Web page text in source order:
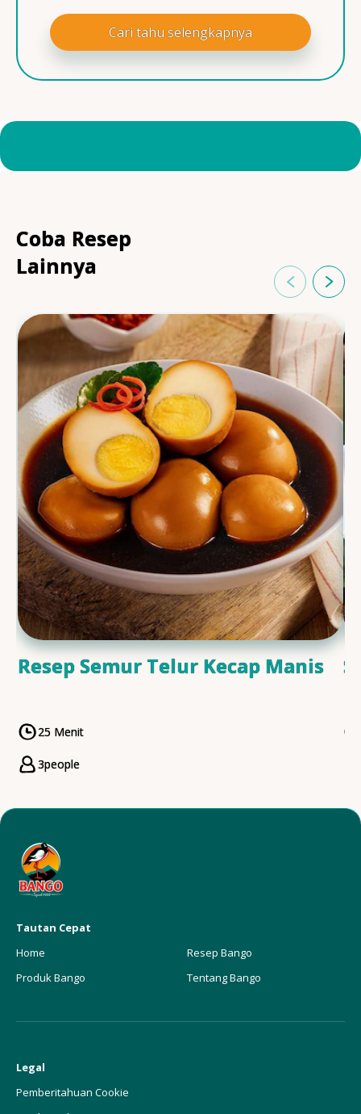
Cari tahu selengkapnya
Coba Resep
Lainnya
Resep Semur Telur Kecap Manis
CookingTime
25 Menit
Servings
3people
Tautan Cepat
Home
Produk Bango
Resep Bango
Tentang Bango
Legal
Pemberitahuan Cookie